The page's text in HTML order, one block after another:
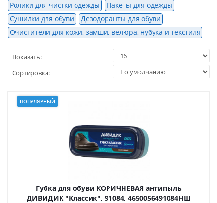
Ролики для чистки одежды
Пакеты для одежды
Сушилки для обуви
Дезодоранты для обуви
Очистители для кожи, замши, велюра, нубука и текстиля
Показать:
Сортировка:
ПОПУЛЯРНЫЙ
Губка для обуви КОРИЧНЕВАЯ антипыль
ДИВИДИК "Классик", 91084, 4650056491084НШ